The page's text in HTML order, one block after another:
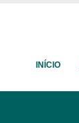
INÍCIO